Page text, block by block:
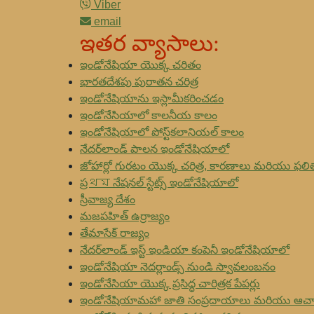
Viber
email
ఇతర వ్యాసాలు:
ఇండోనేషియా యొక్క చరితం
భారతదేశపు పురాతన చరిత్ర
ఇండోనేషియాను ఇస్లామీకరించడం
ఇండోనేసియాలో కాలనీయ కాలం
ఇండోనేషియాలో పోస్ట్‌కలానియల్ కాలం
నేదర్‌లాండ్ పాలన ఇండోనేషియాలో
జోహార్లో గురటం యొక్క చరిత్ర, కారణాలు మరియు
ప్రথম నేషనల్ స్టేట్స్ ఇండోనేషియాలో
స్రీవాజ్య దేశం
మజపహిత్ ఉర్రాజ్యం
తేమాసేక్ రాజ్యం
నేదర్‌లాండ్ ఇస్ట్ ఇండియా కంపెనీ ఇండోనేషియాలో
ఇండోనేషియా నెదర్లాండ్స్ నుండి స్వావలంబనం
ఇండోనేసియా యొక్క ప్రసిద్ధ చారిత్రక పేపర్లు
ఇండోనేషియామహా జాతి సంప్రదాయాలు మరియు